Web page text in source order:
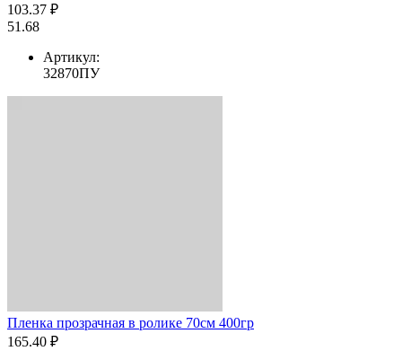
103.37 ₽
51.68
Артикул:
32870ПУ
Пленка прозрачная в ролике 70см 400гр
165.40 ₽